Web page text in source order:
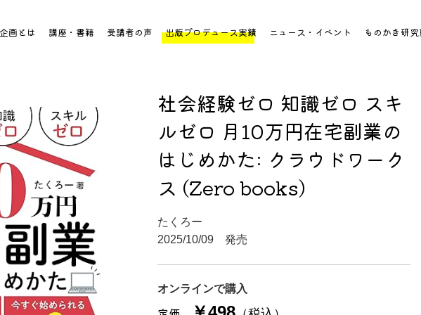
画とは 講座・書籍 受講者の声 出版プロデュース実績 ニュース・イベント ものかき研究
社会経験ゼロ 知識ゼロ スキ
ルゼロ 月10万円在宅副業の
はじめかた: クラウドワーク
ス (Zero books)
たくろー
2025/10/09 発売
オンラインで購入